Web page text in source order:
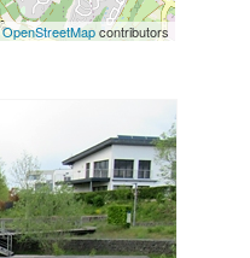
OpenStreetMapcontributors